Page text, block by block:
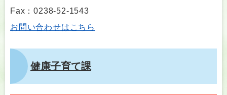
Fax：0238-52-1543
お問い合わせはこちら
健康子育て課